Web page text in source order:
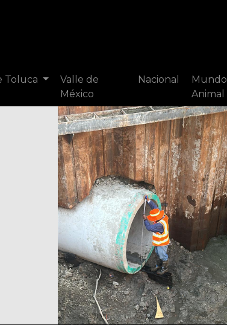
Toluca
Valle de
México
Nacional
Mundo
Animal